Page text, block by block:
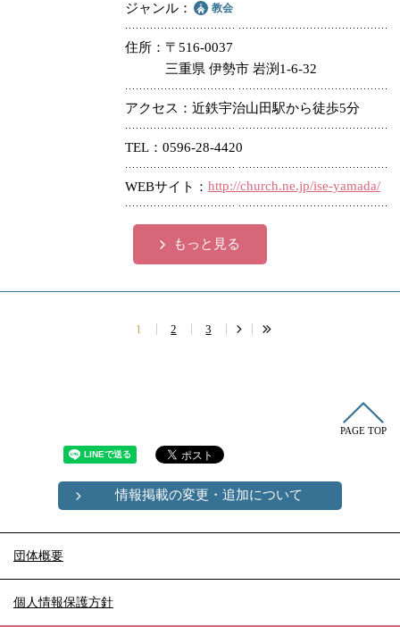
ジャンル 教会
住所
〒516-0037
三重県 伊勢市 岩渕1-6-32
アクセス 近鉄宇治山田駅から徒歩5分
TEL 0596-28-4420
WEBサイト http://church.ne.jp/ise-yamada/
もっと見る
1 2 3
PAGE TOP
情報掲載の変更・追加について
団体概要
個人情報保護方針